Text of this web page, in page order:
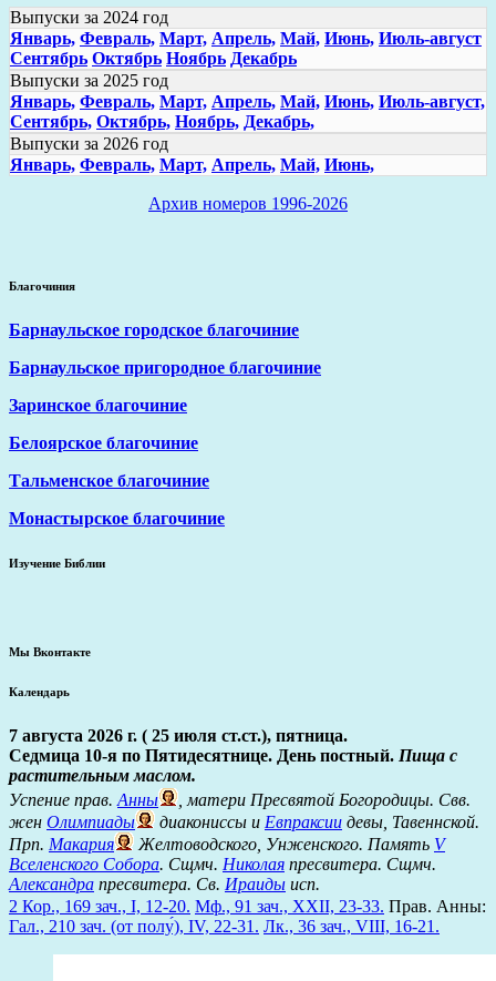
Выпуски за 2024 год
Январь, Февраль, Март, Апрель, Май, Июнь, Июль-август
Сентябрь Октябрь Ноябрь Декабрь
Выпуски за 2025 год
Январь, Февраль, Март, Апрель, Май, Июнь, Июль-август,
Сентябрь, Октябрь, Ноябрь, Декабрь,
Выпуски за 2026 год
Январь, Февраль, Март, Апрель, Май, Июнь,
Архив номеров 1996-2026
Благочиния
Барнаульское городское благочиние
Барнаульское пригородное благочиние
Заринское благочиние
Белоярское благочиние
Тальменское благочиние
Монастырское благочиние
Изучение Библии
Мы Вконтакте
Календарь
7 августа 2026 г. ( 25 июля ст.ст.), пятница.
Седмица 10-я по Пятидесятнице. День постный. Пища с
растительным маслом.
Успение прав.Анны
, матери Пресвятой Богородицы. Свв.
жен Олимпиады диакониссы и Евпраксии девы, Тавеннской.
Прп. Макария Желтоводского, Унженского. Память V
Вселенского Собора. Сщмч. Николая пресвитера. Сщмч.
Александра пресвитера. Св. Ираиды исп.
2 Кор., 169 зач., I, 12-20. Мф., 91 зач., XXII, 23-33. Прав. Анны:
Гал., 210 зач. (от полу́), IV, 22-31. Лк., 36 зач., VIII, 16-21.